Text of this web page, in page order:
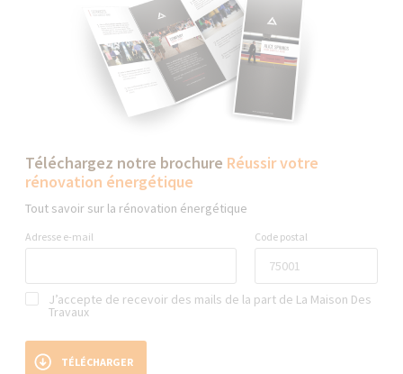
Téléchargez notre brochure Réussir votre
rénovation énergétique
Tout savoir sur la rénovation énergétique
Adresse e-mail Code postal
J’accepte de recevoir des mails de la part de La Maison Des
Travaux
TÉLÉCHARGER